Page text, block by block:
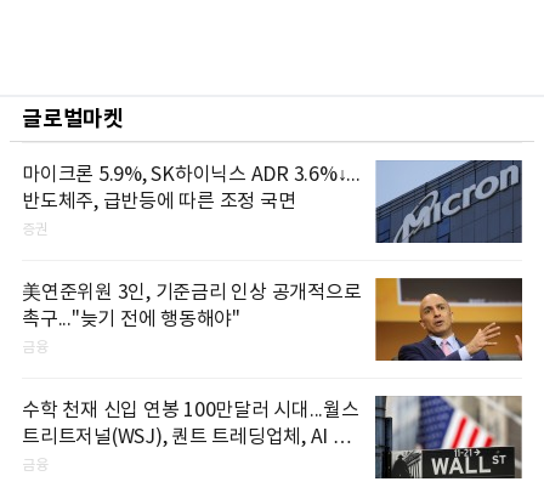
글로벌마켓
마이크론 5.9%, SK하이닉스 ADR 3.6%↓...
반도체주, 급반등에 따른 조정 국면
증권
美연준위원 3인, 기준금리 인상 공개적으로
촉구..."늦기 전에 행동해야"
금융
수학 천재 신입 연봉 100만달러 시대...월스
트리트저널(WSJ), 퀀트 트레딩업체, AI 기
업들 인재 확보 경쟁
금융